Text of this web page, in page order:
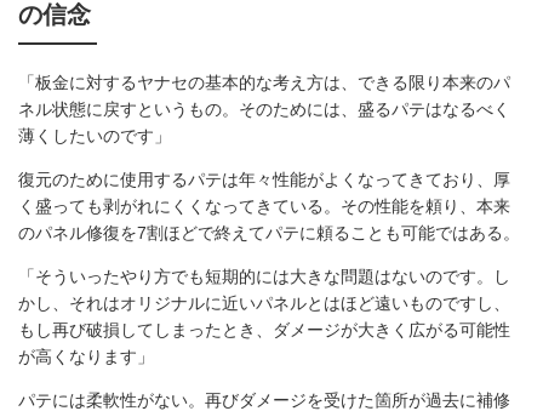
の信念
「板金に対するヤナセの基本的な考え方は、できる限り本来のパ
ネル状態に戻すというもの。そのためには、盛るパテはなるべく
薄くしたいのです」
復元のために使用するパテは年々性能がよくなってきており、厚
く盛っても剥がれにくくなってきている。その性能を頼り、本来
のパネル修復を7割ほどで終えてパテに頼ることも可能ではある。
「そういったやり方でも短期的には大きな問題はないのです。し
かし、それはオリジナルに近いパネルとはほど遠いものですし、
もし再び破損してしまったとき、ダメージが大きく広がる可能性
が高くなります」
パテには柔軟性がない。再びダメージを受けた箇所が過去に補修